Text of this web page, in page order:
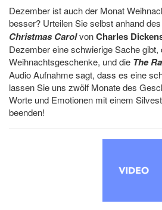
Dezember ist auch der Monat
besser? Urteilen Sie selbst anhand
Christmas CarolvonCharles
Dezember eine schwierige Sache gibt,
Weihnachtsgeschenke, und die The
Audio Aufnahme sagt, dass es eine
lassen Sie uns zwölf Monate des
Worte und Emotionen mit einem
beenden!